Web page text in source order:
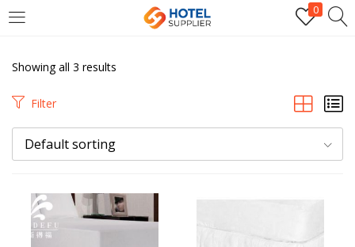
0
Enter your username and password to login.
Remember me
Showing all 3 results
Filter
Default sorting